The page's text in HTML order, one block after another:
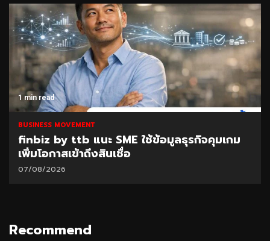
กม
1 min read
BUSINESS MOVEMENT
SAM เปิดโอกาสแก้หนี้เสียต่ำแสน ผ่านโครง
“ปิดหนี้ไว ไปต่อได้” ที่ศาลแพ่งตลิ่งชัน 8-9
ส.ค.69
Recommend